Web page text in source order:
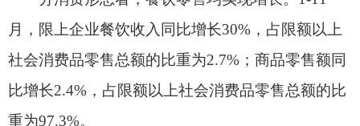
商品销售额增长
5.9%
；住宿业实现营业额增长
21.2%；餐饮业实现营业额增长27.9%。
分商品销售情况看，各类商品有增有降。其
中，饮料类、日用品类和书报杂志类分别同比增长